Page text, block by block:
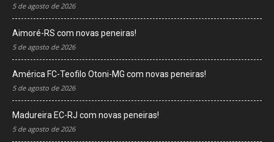
5 de agosto de 2026
Aimoré-RS com novas peneiras!
5 de agosto de 2026
América FC-Teofilo Otoni-MG com novas peneiras!
5 de agosto de 2026
Madureira EC-RJ com novas peneiras!
5 de agosto de 2026